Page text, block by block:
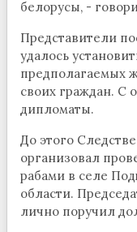
белорусы, -
Представители
удалось
предполагаемых
своих граждан. С
дипломаты.
До этого
организовал
рабами в селе
области.
лично поручил